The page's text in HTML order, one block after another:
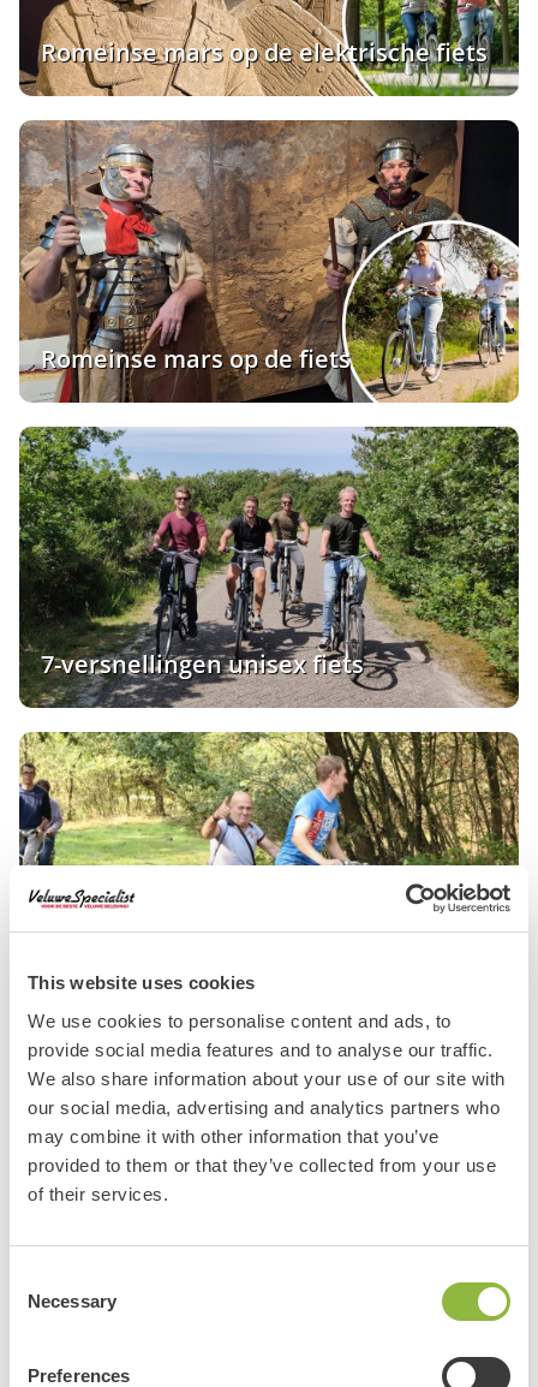
This website uses cookies
We use cookies to personalise content and ads, to
provide social media features and to analyse our traffic.
We also share information about your use of our site with
our social media, advertising and analytics partners who
may combine it with other information that you’ve
provided to them or that they’ve collected from your use
of their services.
Selection
Necessary
Preferences
Romeinse mars op de elektrische fiets
Romeinse mars op de fiets
7-versnellingen unisex fiets
Tandem tocht